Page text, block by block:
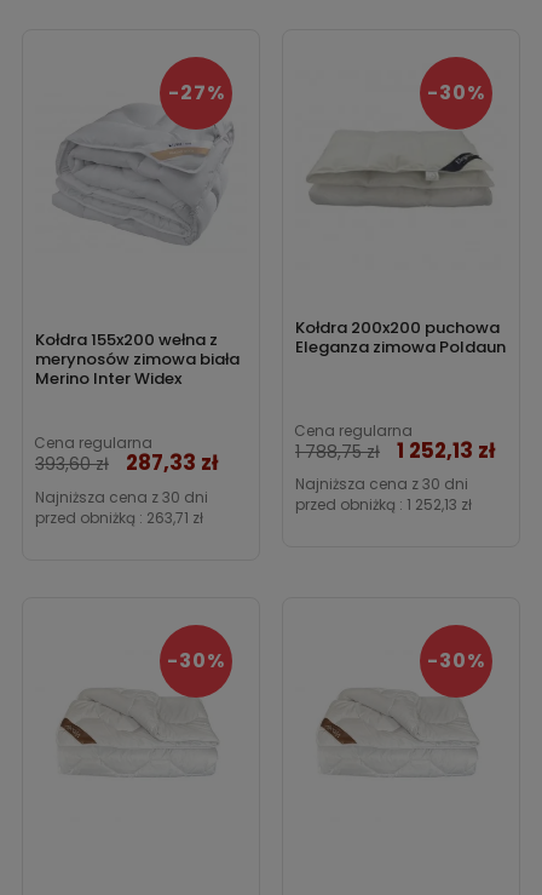
Kołdra 155x200 wełna z
merynosów zimowa biała
Merino Inter Widex
Cena regularna
393,60 zł
-27%
Cena
287,33 zł
Najniższa cena z 30 dni
przed obniżką : 263,71 zł
Kołdra 200x200 puchowa
Eleganza zimowa Poldaun
Cena regularna
1 788,75 zł
-30%
Cena
1 252,13 zł
Najniższa cena z 30 dni
przed obniżką : 1 252,13 zł
-30% -30%